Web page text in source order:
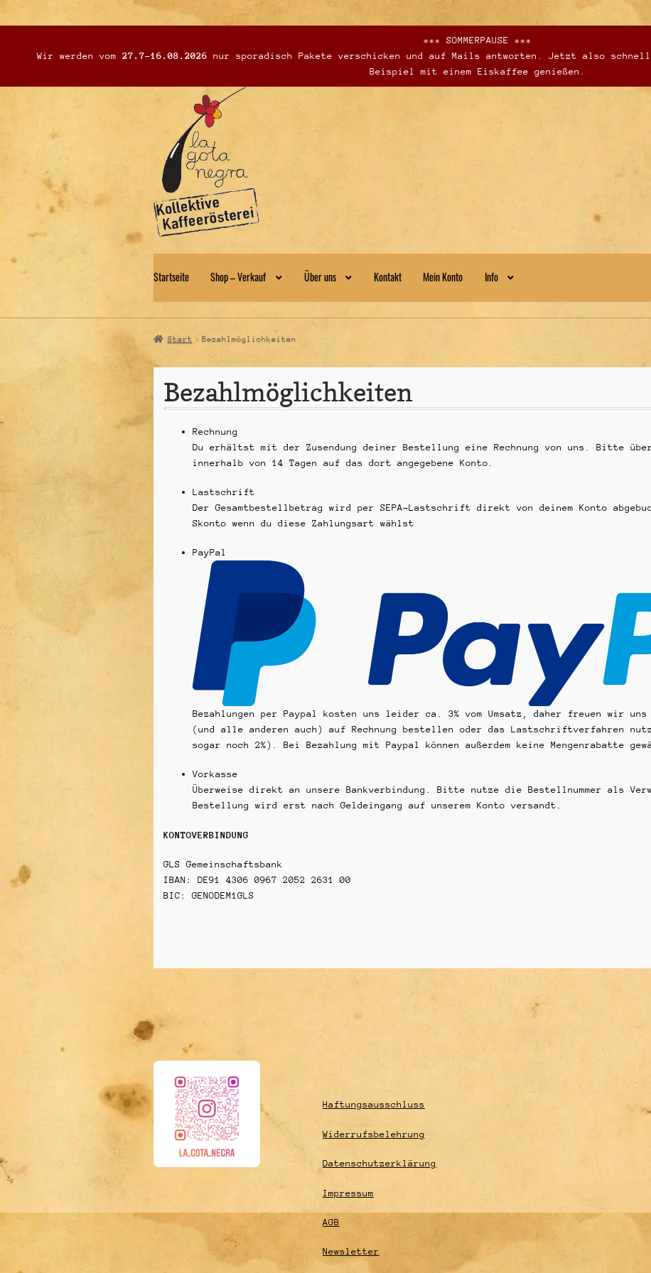
*** SOMMERPAUSE ***
Wir werden vom 27.7-16.08.2026 nur sporadisch Pakete verschicken und auf Mails antworten. Jetzt also schnell
Beispiel mit einem Eiskaffee genießen.
Navigation
springen
springen
Startseite Shop – Verkauf Über uns Kontakt Mein Konto Info
Start Bezahlmöglichkeiten
Bezahlmöglichkeiten
Rechnung
Du erhältst mit der Zusendung deiner Bestellung eine Rechnung von uns. Bitte
innerhalb von 14 Tagen auf das dort angegebene Konto.
Lastschrift
Der Gesamtbestellbetrag wird per SEPA-Lastschrift direkt von deinem Konto
Skonto wenn du diese Zahlungsart wählst
PayPal
Bezahlungen per Paypal kosten uns leider ca. 3% vom Umsatz, daher freuen wir uns
(und alle anderen auch) auf Rechnung bestellen oder das Lastschriftverfahren
sogar noch 2%). Bei Bezahlung mit Paypal können außerdem keine Mengenrabatte
Vorkasse
Überweise direkt an unsere Bankverbindung. Bitte nutze die Bestellnummer als
Bestellung wird erst nach Geldeingang auf unserem Konto versandt.
KONTOVERBINDUNG
GLS Gemeinschaftsbank
IBAN: DE91 4306 0967 2052 2631 00
BIC: GENODEM1GLS
Haftungsausschluss
Widerrufsbelehrung
Datenschutzerklärung
Impressum
AGB
Newsletter